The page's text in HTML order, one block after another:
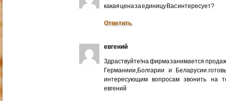
какая цена за единицу Вас интересует?
Ответить
евгений
Здраствуйте!на фирма занимается
Германиии,Болгарии и
интересующим вопросам звонить на
евгений